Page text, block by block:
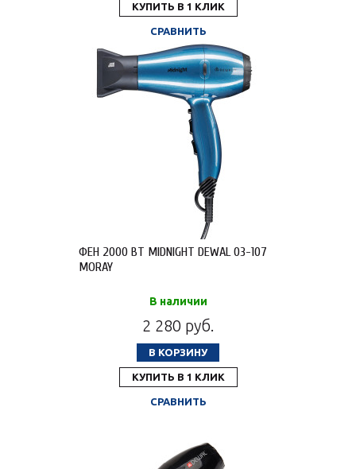
КУПИТЬ В 1 КЛИК
СРАВНИТЬ
ФЕН 2000 ВТ MIDNIGHT DEWAL 03-107
MORAY
В наличии
2 280 руб.
В КОРЗИНУ
КУПИТЬ В 1 КЛИК
СРАВНИТЬ